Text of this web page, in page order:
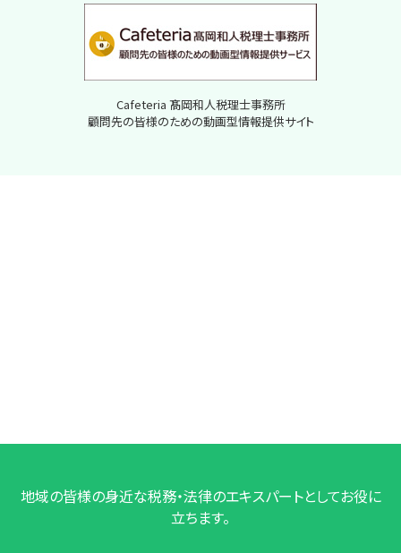
Cafeteria 髙岡和人税理士事務所
顧問先の皆様のための動画型情報提供サイト
地域の皆様の身近な税務・法律のエキスパートとしてお役に
立ちます。